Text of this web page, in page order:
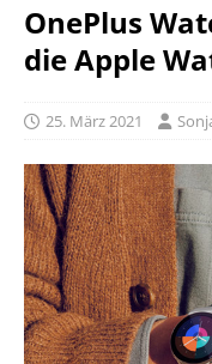
OnePlus
die Apple
25. März 2021